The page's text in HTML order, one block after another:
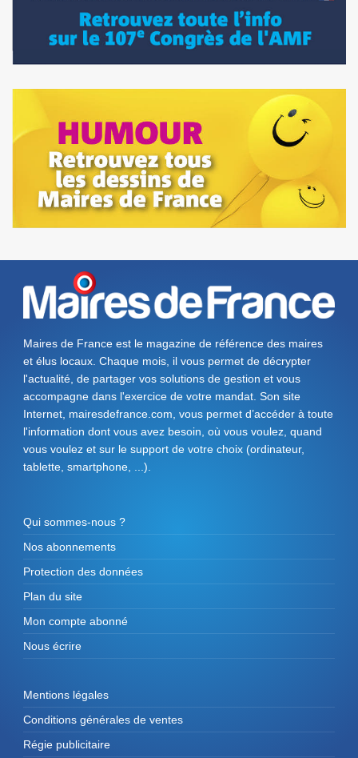
Maires de France est le magazine de référence des maires
et élus locaux. Chaque mois, il vous permet de décrypter
l'actualité, de partager vos solutions de gestion et vous
accompagne dans l'exercice de votre mandat. Son site
Internet, mairesdefrance.com, vous permet d’accéder à toute
l'information dont vous avez besoin, où vous voulez, quand
vous voulez et sur le support de votre choix (ordinateur,
tablette, smartphone, ...).
Qui sommes-nous ?
Nos abonnements
Protection des données
Plan du site
Mon compte abonné
Nous écrire
Mentions légales
Conditions générales de ventes
Régie publicitaire